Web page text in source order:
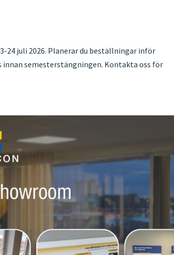
24 juli 2026. Planerar du beställningar inför
innan semesterstängningen. Kontakta oss för